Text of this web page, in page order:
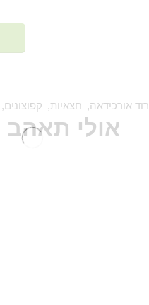
אורכידאה, חצאיות, קפוצונים,
אולי